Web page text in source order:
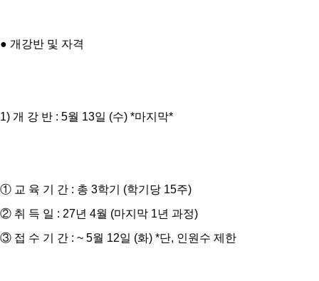
● 개강반 및 자격
1) 개 강 반 : 5월 13일 (수) *마지막*
① 교 육 기 간 : 총 3학기 (학기당 15주)
② 취 득 일 : 27년 4월 (마지막 1년 과정)
③ 접 수 기 간 : ~ 5월 12일 (화) *단, 인원수 제한